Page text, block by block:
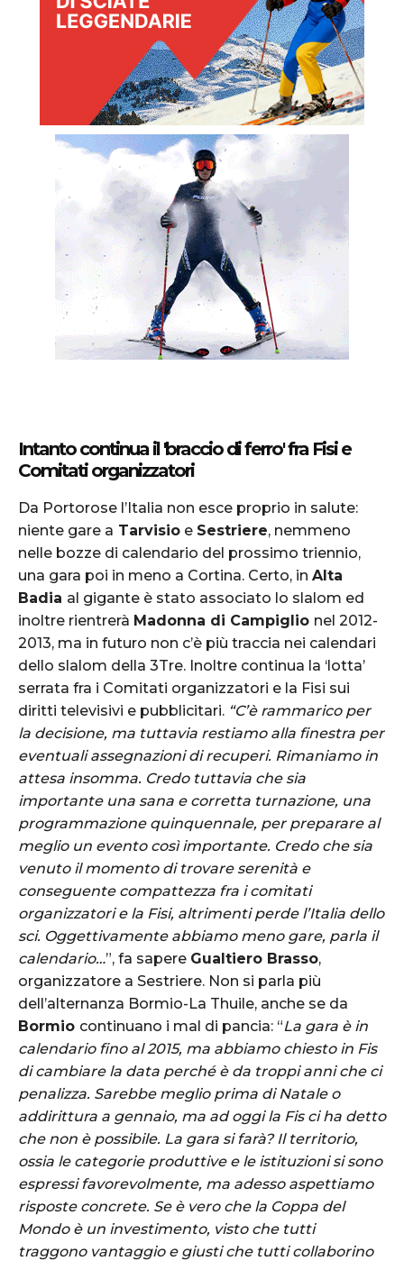
Intanto continua il 'braccio di ferro' fra Fisi e
Comitati organizzatori
Da Portorose l’Italia non esce proprio in salute:
niente gare a Tarvisio e Sestriere, nemmeno
nelle bozze di calendario del prossimo triennio,
una gara poi in meno a Cortina. Certo, in Alta
Badia al gigante è stato associato lo slalom ed
inoltre rientrerà Madonna di Campiglio nel 2012-
2013, ma in futuro non c’è più traccia nei calendari
dello slalom della 3Tre. Inoltre continua la ‘lotta’
serrata fra i Comitati organizzatori e la Fisi sui
diritti televisivi e pubblicitari. “C’è rammarico per
la decisione, ma tuttavia restiamo alla finestra per
eventuali assegnazioni di recuperi. Rimaniamo in
attesa insomma. Credo tuttavia che sia
importante una sana e corretta turnazione, una
programmazione quinquennale, per preparare al
meglio un evento così importante. Credo che sia
venuto il momento di trovare serenità e
conseguente compattezza fra i comitati
organizzatori e la Fisi, altrimenti perde l’Italia dello
sci. Oggettivamente abbiamo meno gare, parla il
calendario…”, fa sapere Gualtiero Brasso,
organizzatore a Sestriere. Non si parla più
dell’alternanza Bormio-La Thuile, anche se da
Bormio continuano i mal di pancia: “La gara è in
calendario fino al 2015, ma abbiamo chiesto in Fis
di cambiare la data perché è da troppi anni che ci
penalizza. Sarebbe meglio prima di Natale o
addirittura a gennaio, ma ad oggi la Fis ci ha detto
che non è possibile. La gara si farà? Il territorio,
ossia le categorie produttive e le istituzioni si sono
espressi favorevolmente, ma adesso aspettiamo
risposte concrete. Se è vero che la Coppa del
Mondo è un investimento, visto che tutti
traggono vantaggio e giusti che tutti collaborino